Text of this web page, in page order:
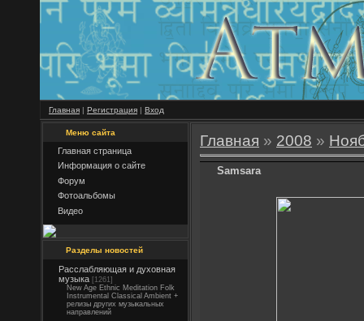
Главная | Регистрация | Вход
Меню сайта
Главная страница
Информация о сайте
Форум
Фотоальбомы
Видео
Разделы новостей
Расслабляющая и духовная
музыка [1261]
New Age Ethnic Meditation Folk
Instrumental Classical Ambient +
релизы других музыкальных
направлений
Главная » 2008 »
Samsara